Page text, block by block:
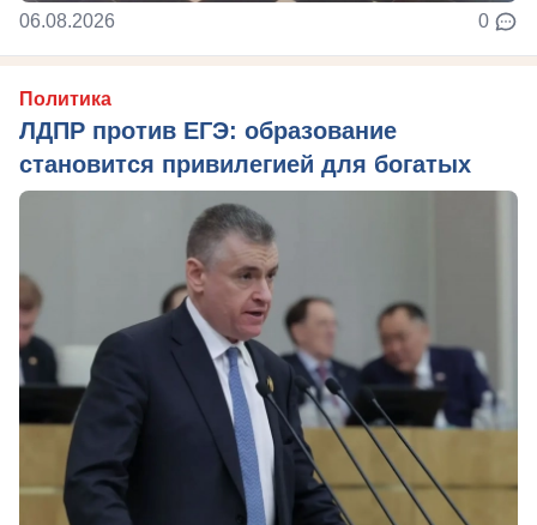
06.08.2026 0
Политика
ЛДПР против ЕГЭ: образование
становится привилегией для богатых